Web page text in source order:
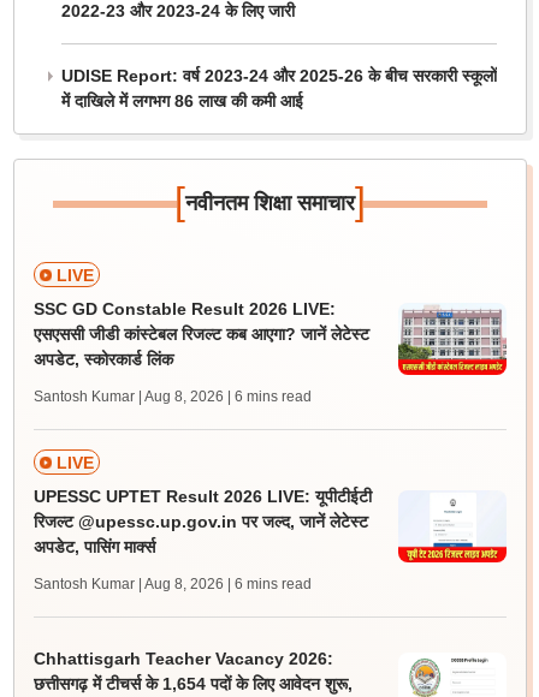
2022-23 और 2023-24 के लिए जारी
UDISE Report: वर्ष 2023-24 और 2025-26 के बीच सरकारी स्कूलों
में दाखिले में लगभग 86 लाख की कमी आई
[नवीनतम शिक्षा समाचार]
LIVE
SSC GD Constable Result 2026 LIVE:
एसएससी जीडी कांस्टेबल रिजल्ट कब आएगा? जानें लेटेस्ट
अपडेट, स्कोरकार्ड लिंक
Santosh Kumar | Aug 8, 2026 | 6 mins read
LIVE
UPESSC UPTET Result 2026 LIVE: यूपीटीईटी
रिजल्ट @upessc.up.gov.in पर जल्द, जानें लेटेस्ट
अपडेट, पासिंग मार्क्स
Santosh Kumar | Aug 8, 2026 | 6 mins read
Chhattisgarh Teacher Vacancy 2026:
छत्तीसगढ़ में टीचर्स के 1,654 पदों के लिए आवेदन शुरू,